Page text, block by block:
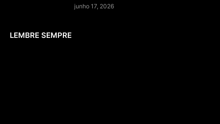
junho 17, 2026
LEMBRE SEMPRE